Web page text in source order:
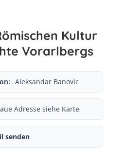
Kultur
Vorarlbergs
Aleksandar Banovic
Adresse siehe Karte
senden